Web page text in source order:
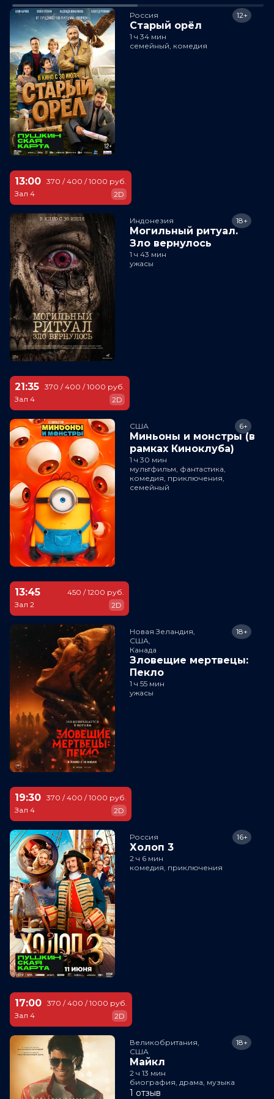
Россия
Старый орёл
12+
1 ч 34 мин
семейный, комедия
13:00
Зал 4
370 / 400 / 1000 руб.
2D
Индонезия
Могильный ритуал.
Зло вернулось
18+
1 ч 43 мин
ужасы
21:35
Зал 4
370 / 400 / 1000 руб.
2D
США
Миньоны и монстры (в
рамках Киноклуба)
6+
1 ч 30 мин
мультфильм, фантастика,
комедия, приключения,
семейный
13:45
Зал 2
450 / 1200 руб.
2D
Новая Зеландия,
США,
Канада
Зловещие мертвецы:
Пекло
18+
1 ч 55 мин
ужасы
19:30
Зал 4
370 / 400 / 1000 руб.
2D
Россия
Холоп 3
16+
2 ч 6 мин
комедия, приключения
17:00
Зал 4
370 / 400 / 1000 руб.
2D
Великобритания,
США
Майкл
18+
2 ч 13 мин
биография, драма, музыка
1 отзыв